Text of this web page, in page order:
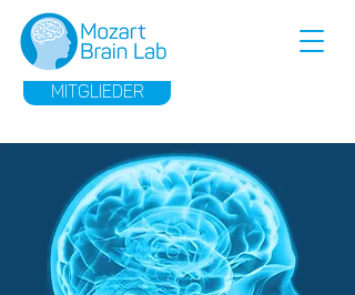
MITGLIEDER